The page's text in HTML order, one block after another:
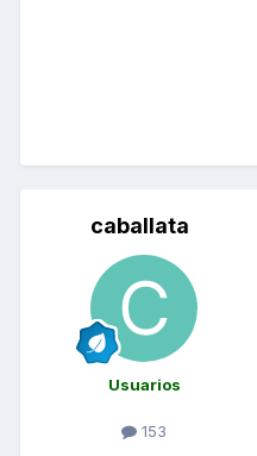
caballata
Usuarios
153